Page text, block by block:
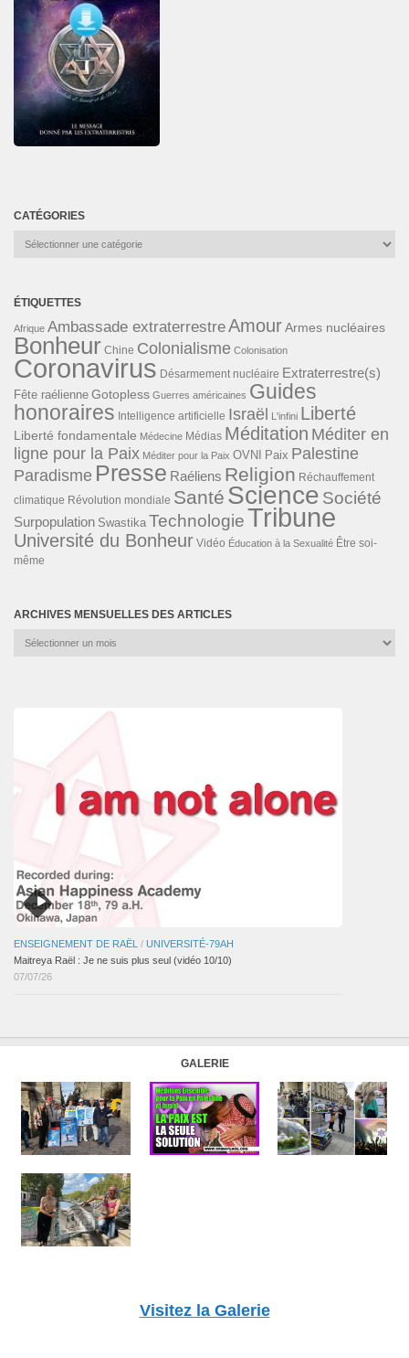
CATÉGORIES
Catégories
ÉTIQUETTES
Afrique Ambassade extraterrestreAmourArmes nucléaires
Bonheur Chine Colonialisme Colonisation
Coronavirus Désarmement nucléaire Extraterrestre(s)
Fête raélienne Gotopless Guerres américaines Guides
honoraires Intelligence artificielle Israël L'infini Liberté
Liberté fondamentale Médecine Médias Méditation Méditer en
ligne pour la Paix Méditer pour la Paix OVNI Paix Palestine
Paradisme Presse Raéliens Religion Réchauffement
climatique Révolution mondiale Santé Science Société
Surpopulation Swastika TechnologieTribune
Université du Bonheur Vidéo Éducation à la Sexualité Être soi-
même
ARCHIVES MENSUELLES DES ARTICLES
Archives
ENSEIGNEMENT DE RAËL / UNIVERSITÉ-79AH
Maitreya Raël : Je ne suis plus seul (vidéo 10/10)
07/07/26
GALERIE
Visitez la Galerie